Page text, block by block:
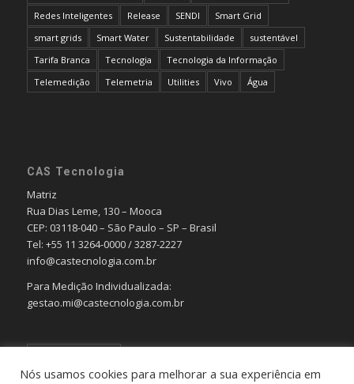
Redes Inteligentes
Release SENDI
Smart Grid
smart grids
Smart Water Sustentabilidade
sustentável
Tarifa Branca
Tecnologia
Tecnologia da Informação
Telemedição
Telemetria Utilities Vivo Água
CAS Tecnologia
Matriz
Rua Dias Leme, 130 – Mooca
CEP: 03118-040 – São Paulo – SP – Brasil
Tel: +55 11 3264-0000 / 3287-2227
info@castecnologia.com.br
Para Medição Individualizada:
gestao.mi@castecnologia.com.br
Nós usamos cookies para melhorar a sua experiência em